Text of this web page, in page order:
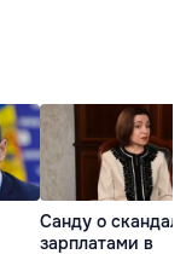
Санду о
зарплатами в